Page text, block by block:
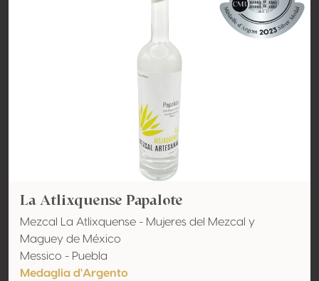
La Atlixquense Papalote
Mezcal La Atlixquense - Mujeres del Mezcal y
Maguey de México
Messico - Puebla
Medaglia d'Argento